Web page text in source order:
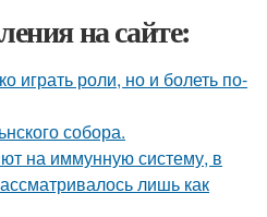
на сайте:
играть роли, но и болеть по-
собора.
на иммунную систему, в
лишь как